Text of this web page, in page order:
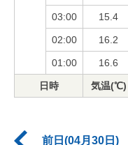
03:00 15.4
02:00 16.2
01:00 16.6
日時 気温(℃)
前日(04月30日)